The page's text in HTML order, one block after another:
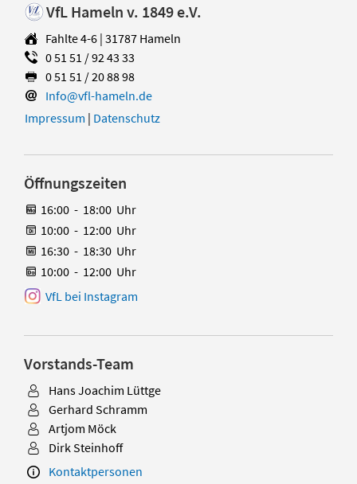
VfL Hameln v. 1849 e.V.
Fahlte 4-6 | 31787 Hameln
0 51 51 / 92 43 33
0 51 51 / 20 88 98
Info@vfl-hameln.de
Impressum | Datenschutz
Öffnungszeiten
16:00 - 18:00 Uhr
10:00 - 12:00 Uhr
16:30 - 18:30 Uhr
10:00 - 12:00 Uhr
VfL bei Instagram
Vorstands-Team
Hans Joachim Lüttge
Gerhard Schramm
Artjom Möck
Dirk Steinhoff
Kontaktpersonen